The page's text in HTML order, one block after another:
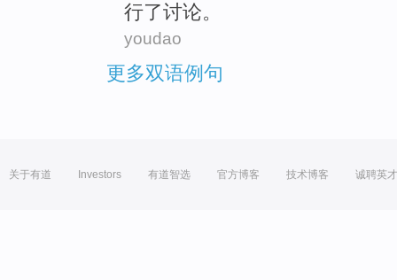
行了讨论。
youdao
更多双语例句
关于有道 Investors 有道智选 官方博客 技术博客 诚聘英才